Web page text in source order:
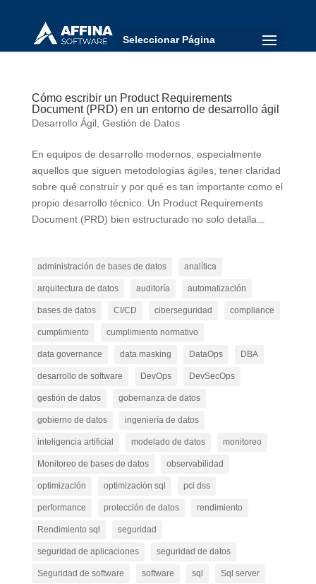
Seleccionar Página
Cómo escribir un Product Requirements
Document (PRD) en un entorno de desarrollo ágil
Desarrollo Ágil, Gestión de Datos
En equipos de desarrollo modernos, especialmente
aquellos que siguen metodologías ágiles, tener claridad
sobre qué construir y por qué es tan importante como el
propio desarrollo técnico. Un Product Requirements
Document (PRD) bien estructurado no solo detalla...
administración de bases de datos analítica
arquitectura de datos auditoría automatización
bases de datos CI/CD ciberseguridad compliance
cumplimiento cumplimiento normativo
data governance data masking DataOps DBA
desarrollo de software DevOps DevSecOps
gestión de datos gobernanza de datos
gobierno de datos ingeniería de datos
inteligencia artificial modelado de datos monitoreo
Monitoreo de bases de datos observabilidad
optimización optimización sql pci dss
performance protección de datos rendimiento
Rendimiento sql seguridad
seguridad de aplicaciones seguridad de datos
Seguridad de software software sql Sql server